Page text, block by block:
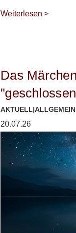
Weiterlesen >
Das
AKTUELL|ALLGEMEIN
20.07.26